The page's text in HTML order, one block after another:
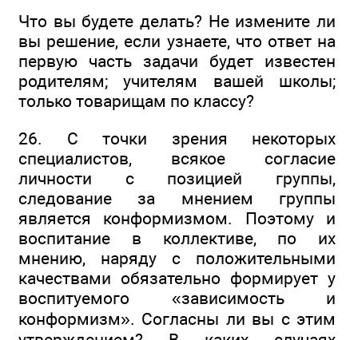
Что вы будете делать? Не измените ли
вы решение, если узнаете, что ответ на
первую часть задачи будет известен
родителям; учителям вашей школы;
только товарищам по классу?
26. С точки зрения некоторых
специалистов, всякое согласие
личности с позицией группы,
следование за мнением группы
является конформизмом. Поэтому и
воспитание в коллективе, по их
мнению, наряду с положительными
качествами обязательно формирует у
воспитуемого «зависимость и
конформизм». Согласны ли вы с этим